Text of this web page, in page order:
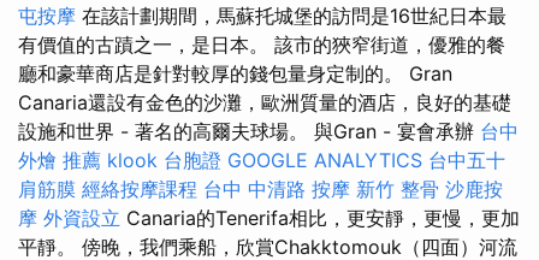
屯按摩 在該計劃期間，馬蘇托城堡的訪問是16世紀日本最
有價值的古蹟之一，是日本。 該市的狹窄街道，優雅的餐
廳和豪華商店是針對較厚的錢包量身定制的。 Gran
Canaria還設有金色的沙灘，歐洲質量的酒店，良好的基礎
設施和世界 - 著名的高爾夫球場。 與Gran - 宴會承辦 台中
外燴 推薦 klook 台胞證 GOOGLE ANALYTICS 台中五十
肩筋膜 經絡按摩課程 台中 中清路 按摩 新竹 整骨 沙鹿按
摩 外資設立 Canaria的Tenerifa相比，更安靜，更慢，更加
平靜。 傍晚，我們乘船，欣賞Chakktomouk（四面）河流